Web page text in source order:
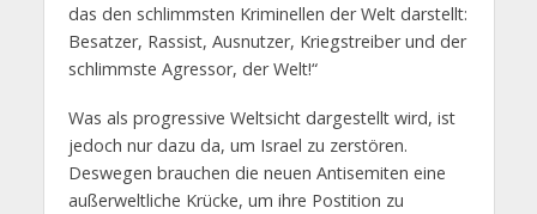
das den schlimmsten Kriminellen der Welt darstellt:
Besatzer, Rassist, Ausnutzer, Kriegstreiber und der
schlimmste Agressor, der Welt!“
Was als progressive Weltsicht dargestellt wird, ist
jedoch nur dazu da, um Israel zu zerstören.
Deswegen brauchen die neuen Antisemiten eine
außerweltliche Krücke, um ihre Postition zu